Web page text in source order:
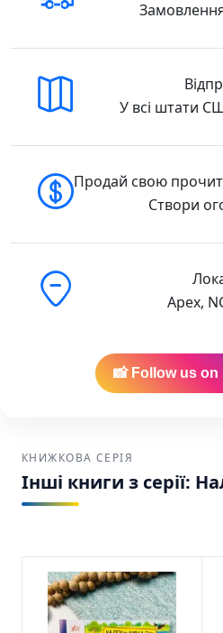
У всі штати
Продай свою
Створи
Apex,
📸 Follow us on
КНИЖКОВА СЕРІЯ
Інші книги з серії: